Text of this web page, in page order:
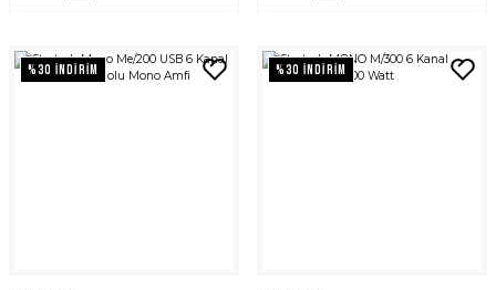
%30 İNDİRİM %30 İNDİRİM